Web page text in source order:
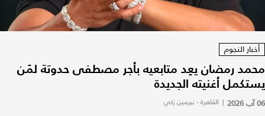
أخبار النجوم
محمد رمضان يعِد متابعيه بأجر مصطفى حدوتة لمَن
يستكمل أغنيته الجديدة
06 آب 2026 | القاهرة - نيرمين زكي